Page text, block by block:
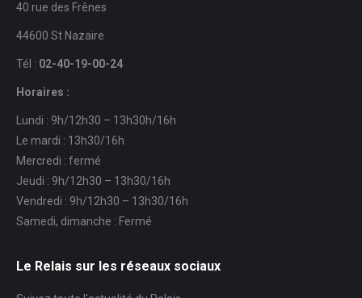
40 rue des Frênes
44600 St Nazaire
Tél : 02-40-19-00-24
Horaires :
Lundi : 9h/12h30 – 13h30h/16h
Le mardi : 13h30/16h
Mercredi : fermé
Jeudi : 9h/12h30 – 13h30/16h
Vendredi : 9h/12h30 – 13h30/16h
Samedi, dimanche : Fermé
Le Relais sur les réseaux sociaux